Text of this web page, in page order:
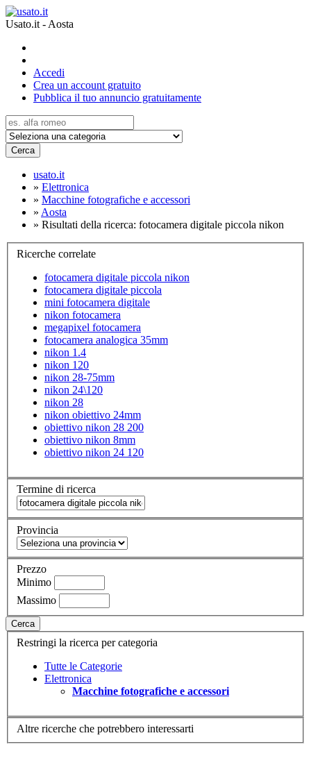
Usato.it - Aosta
Accedi
Crea un account gratuito
Pubblica il tuo annuncio gratuitamente
Cerca
usato.it
» Elettronica
» Macchine fotografiche e accessori
» Aosta
» Risultati della ricerca: fotocamera digitale piccola nikon
Ricerche correlate
fotocamera digitale piccola nikon
fotocamera digitale piccola
mini fotocamera digitale
nikon fotocamera
megapixel fotocamera
fotocamera analogica 35mm
nikon 1.4
nikon 120
nikon 28-75mm
nikon 24\120
nikon 28
nikon obiettivo 24mm
obiettivo nikon 28 200
obiettivo nikon 8mm
obiettivo nikon 24 120
Termine di ricerca
Provincia
Prezzo
Minimo
Massimo
Cerca
Restringi la ricerca per categoria
Tutte le Categorie
Elettronica
Macchine fotografiche e accessori
Altre ricerche che potrebbero interessarti